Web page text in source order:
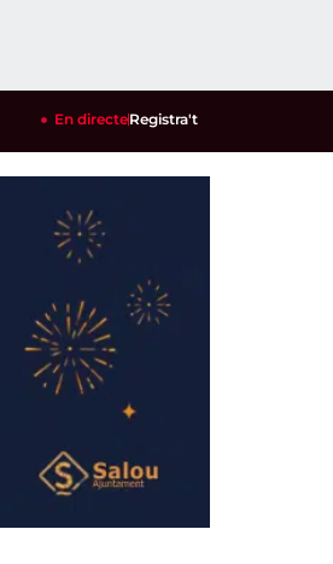
els cultius de la garrofa i l'ametlla
En directeRegistra't